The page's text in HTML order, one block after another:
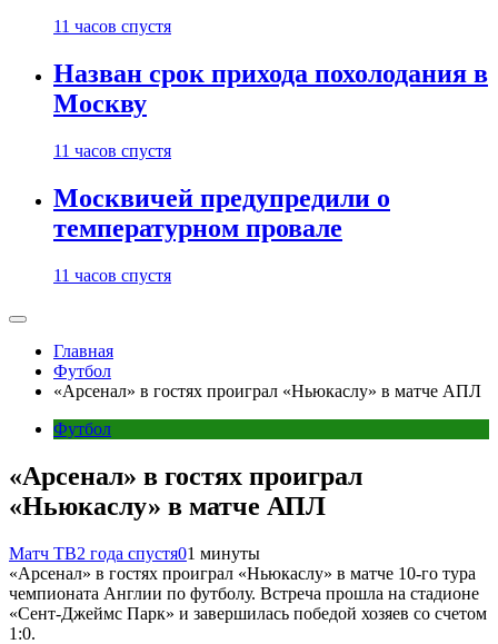
11 часов спустя
Назван срок прихода похолодания в
Москву
11 часов спустя
Москвичей предупредили о
температурном провале
11 часов спустя
Главная
Футбол
«Арсенал» в гостях проиграл «Ньюкаслу» в матче АПЛ
Футбол
«Арсенал» в гостях проиграл
«Ньюкаслу» в матче АПЛ
Матч ТВ2 года спустя01 минуты
«Арсенал» в гостях проиграл «Ньюкаслу» в матче 10‑го тура
чемпионата Англии по футболу. Встреча прошла на стадионе
«Сент‑Джеймс Парк» и завершилась победой хозяев со счетом
1:0.